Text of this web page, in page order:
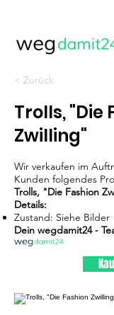
< Zurück
Trolls, "Die
Zwilling"
Wir verkaufen im
Kunden folgendes
Trolls, "Die Fashion
Details:
Zustand: Siehe Bilder
Dein wegdamit24 -